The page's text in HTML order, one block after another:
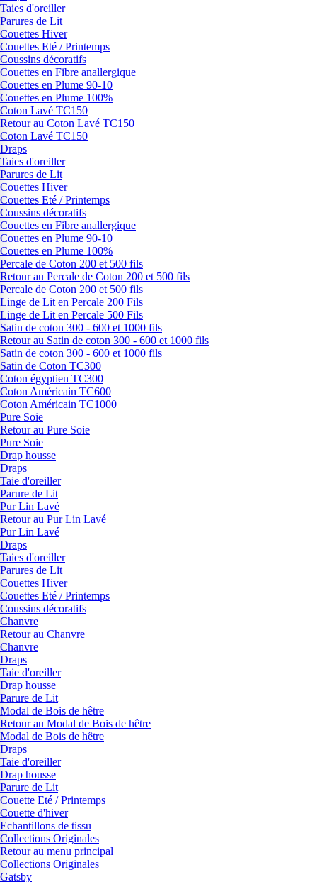
Taies d'oreiller
Parures de Lit
Couettes Hiver
Couettes Eté / Printemps
Coussins décoratifs
Couettes en Fibre anallergique
Couettes en Plume 90-10
Couettes en Plume 100%
Coton Lavé TC150
Retour au Coton Lavé TC150
Coton Lavé TC150
Draps
Taies d'oreiller
Parures de Lit
Couettes Hiver
Couettes Eté / Printemps
Coussins décoratifs
Couettes en Fibre anallergique
Couettes en Plume 90-10
Couettes en Plume 100%
Percale de Coton 200 et 500 fils
Retour au Percale de Coton 200 et 500 fils
Percale de Coton 200 et 500 fils
Linge de Lit en Percale 200 Fils
Linge de Lit en Percale 500 Fils
Satin de coton 300 - 600 et 1000 fils
Retour au Satin de coton 300 - 600 et 1000 fils
Satin de coton 300 - 600 et 1000 fils
Satin de Coton TC300
Coton égyptien TC300
Coton Américain TC600
Coton Américain TC1000
Pure Soie
Retour au Pure Soie
Pure Soie
Drap housse
Draps
Taie d'oreiller
Parure de Lit
Pur Lin Lavé
Retour au Pur Lin Lavé
Pur Lin Lavé
Draps
Taies d'oreiller
Parures de Lit
Couettes Hiver
Couettes Eté / Printemps
Coussins décoratifs
Chanvre
Retour au Chanvre
Chanvre
Draps
Taie d'oreiller
Drap housse
Parure de Lit
Modal de Bois de hêtre
Retour au Modal de Bois de hêtre
Modal de Bois de hêtre
Draps
Taie d'oreiller
Drap housse
Parure de Lit
Couette Eté / Printemps
Couette d'hiver
Echantillons de tissu
Collections Originales
Retour au menu principal
Collections Originales
Gatsby